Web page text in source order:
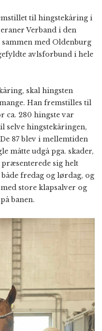
til hingstekåring i
Verband i den
med Oldenburg
avlsforbund i hele
skal hingsten
Han fremstilles til
ca. 280 hingste var
selve hingstekåringen,
87 blev i mellemtiden
måtte udgå pga. skader,
sig helt
fredag og lørdag, og
store klapsalver og
banen.